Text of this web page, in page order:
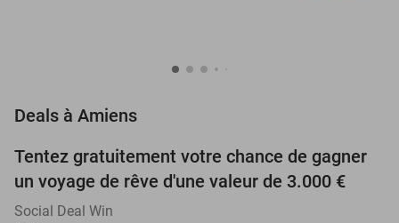
Deals à Amiens
Tentez gratuitement votre chance de gagner
un voyage de rêve d'une valeur de 3.000 €
Social Deal Win